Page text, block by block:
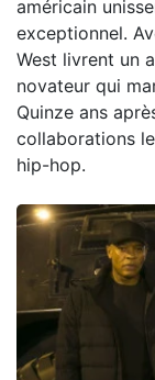
américain
exceptionnel.
West livrent un
novateur qui
Quinze ans
collaborations
hip-hop.